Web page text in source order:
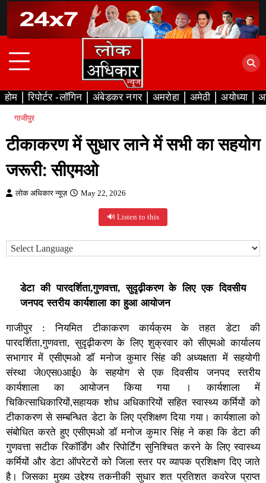
content
होम रिपोर्टर -लॉगिन अंबेडकर नगर अमरोहा अमेठी अयोध्या
गाजीपुर
टीकाकरण में सुधार लाने में सभी का सहयोग
जरूरी: सीएमओ
लोक अधिकार न्यूज़ May 22, 2026
🔊 Listen to this
डेटा की पारदर्शिता,गुणवत्ता, सुदृढ़ीकरण के लिए एक दिवसीय
जनपद स्तरीय कार्यशाला का हुआ आयोजन
गाजीपुर : नियमित टीकाकरण कार्यक्रम के तहत डेटा की
पारदर्शिता,गुणवत्ता, सुदृढ़ीकरण के लिए शुक्रवार को सीएमओ कार्यालय
सभागार में एसीएमओ डॉ मनोज कुमार सिंह की अध्यक्षता में सहयोगी
संस्था जे0एस0आई0 के सहयोग से एक दिवसीय जनपद स्तरीय
कार्यशाला का आयोजन किया गया । कार्यशाला में
चिकित्साधिकारियों,सहायक शोध अधिकारियों सहित स्वास्थ्य कर्मियों को
टीकाकरण से सम्बन्धित डेटा के लिए प्रशिक्षण दिया गया। कार्यशाला को
संबोधित करते हुए एसीएमओ डॉ मनोज कुमार सिंह ने कहा कि डेटा की
गुणवत्ता सटीक रिकॉर्डिंग और रिपोर्टिंग सुनिश्चित करने के लिए स्वास्थ्य
कर्मियों और डेटा ऑपरेटरों को जिला स्तर पर व्यापक प्रशिक्षण दिए जाते
है। जिसका मुख्य उद्देश्य तकनीकी सुधार शत प्रतिशत कवरेज प्राप्त